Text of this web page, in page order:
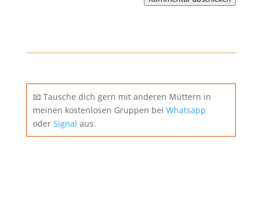
📧 Tausche dich gern mit anderen Müttern in
meinen kostenlosen Gruppen bei Whatsapp
oder Signal aus.